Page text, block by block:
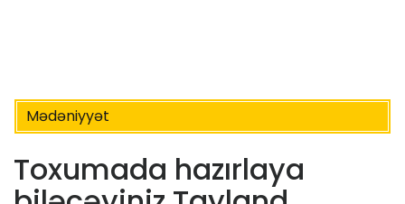
Mədəniyyət
Toxumada hazırlaya